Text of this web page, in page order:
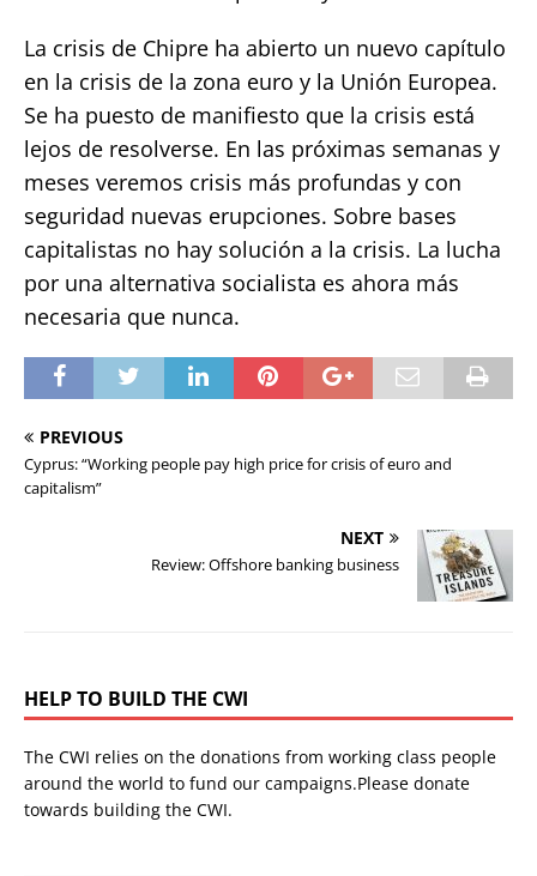
La crisis de Chipre ha abierto un nuevo capítulo
en la crisis de la zona euro y la Unión Europea.
Se ha puesto de manifiesto que la crisis está
lejos de resolverse. En las próximas semanas y
meses veremos crisis más profundas y con
seguridad nuevas erupciones. Sobre bases
capitalistas no hay solución a la crisis. La lucha
por una alternativa socialista es ahora más
necesaria que nunca.
PREVIOUS
Cyprus: “Working people pay high price for crisis of euro and
capitalism”
NEXT
Review: Offshore banking business
HELP TO BUILD THE CWI
The CWI relies on the donations from working class people
around the world to fund our campaigns.Please donate
towards building the CWI.